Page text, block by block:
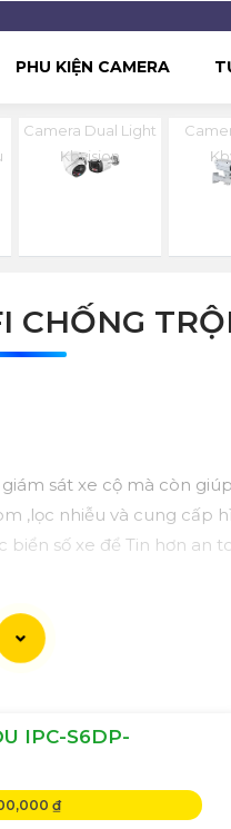
PHU KIỆN CAMERA
Camera Dual Light
Kbvision
CHỐNG
sát xe cộ mà còn
,lọc nhiễu và cung
số xe để Tin hơn an
IPC-S6DP-
₫